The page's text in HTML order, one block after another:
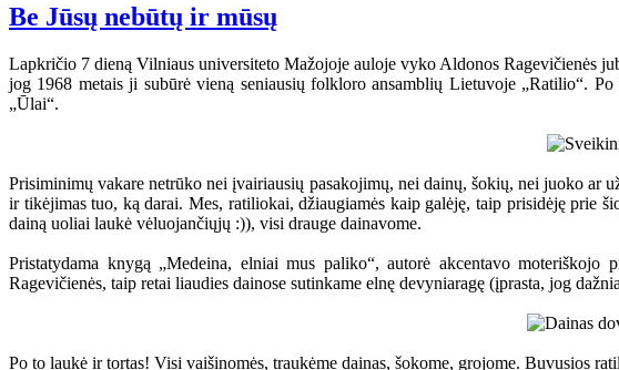
Be Jūsų nebūtų ir mūsų
Lapkričio 7 dieną Vilniaus universiteto Mažojoje auloje vyko Aldonos Ragevičienės
jog 1968 metais ji subūrė vieną seniausių folkloro ansamblių Lietuvoje „Ratilio“.
„Ūlai“.
Prisiminimų vakare netrūko nei įvairiausių pasakojimų, nei dainų, šokių, nei juoko ar
ir tikėjimas tuo, ką darai. Mes, ratiliokai, džiaugiamės kaip galėję, taip prisidėję prie
dainą uoliai laukė vėluojančiųjų :)), visi drauge dainavome.
Pristatydama knygą „Medeina, elniai mus paliko“, autorė akcentavo
Ragevičienės, taip retai liaudies dainose sutinkame elnę devyniaragę (įprasta, jog
Po to laukė ir tortas! Visi vaišinomės, traukėme dainas, šokome, grojome. Buvusios